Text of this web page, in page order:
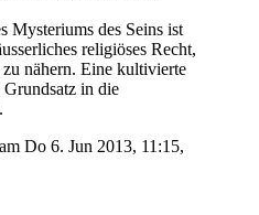
Mysteriums des Seins ist
religiöses Recht,
nähern. Eine kultivierte
in die
am Do 6. Jun 2013, 11:15,